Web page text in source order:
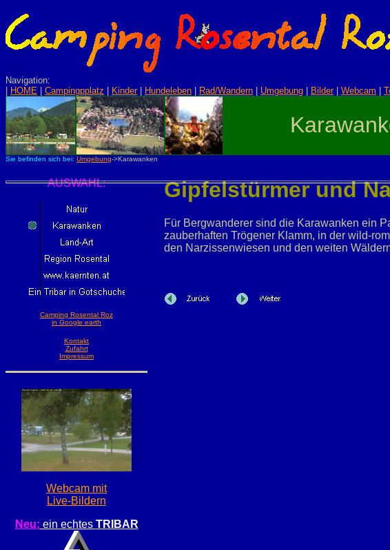
Navigation:
HOME Campingpplatz Kinder| Hundeleben Rad/Wandern Umgebung Bilder| Webcam
Sie befinden sich bei: Umgebung->Karawanken
AUSWAHL:
Camping Rosental Roz
in Google earth
Kontakt
Zufahrt
Impressum
Webcam mit
Live-Bildern
Neu: ein echtes TRIBAR
Gipfelstürmer und
Für Bergwanderer sind die Karawanken ein
zauberhaften Trögener Klamm, in der wild-
den Narzissenwiesen und den weiten